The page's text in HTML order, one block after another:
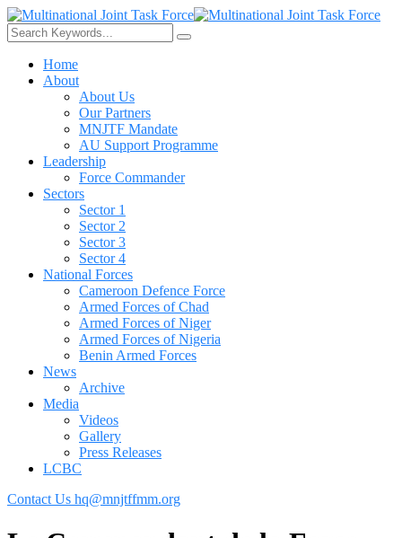
Home
About
About Us
Our Partners
MNJTF Mandate
AU Support Programme
Leadership
Force Commander
Sectors
Sector 1
Sector 2
Sector 3
Sector 4
National Forces
Cameroon Defence Force
Armed Forces of Chad
Armed Forces of Niger
Armed Forces of Nigeria
Benin Armed Forces
News
Archive
Media
Videos
Gallery
Press Releases
LCBC
Contact Us hq@mnjtffmm.org